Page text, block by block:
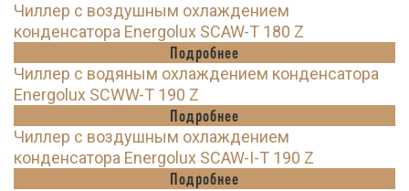
Чиллер с воздушным охлаждением
конденсатора Energolux SCAW-T 180 Z
Подробнее
Чиллер с водяным охлаждением конденсатора
Energolux SCWW-T 190 Z
Подробнее
Чиллер с воздушным охлаждением
конденсатора Energolux SCAW-I-T 190 Z
Подробнее